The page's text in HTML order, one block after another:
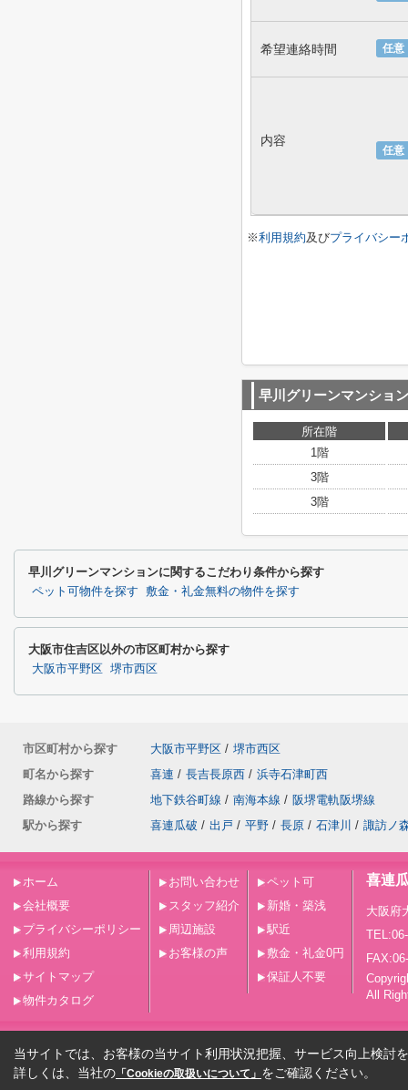
任意
希望連絡時間
任意
内容
※利用規約及びプライバシー
早川グリーンマンション
所在階
1階
3階
3階
早川グリーンマンションに関するこだわり条件から探す
ペット可物件を探す 敷金・礼金無料の物件を探す
大阪市住吉区以外の市区町村から探す
大阪市平野区 堺市西区
市区町村から探す 大阪市平野区 / 堺市西区
町名から探す
喜連 / 長吉長原西 / 浜寺石津町西
路線から探す
地下鉄谷町線 / 南海本線 / 阪堺電軌阪堺線
駅から探す
喜連瓜破 / 出戸 / 平野 / 長原 / 石津川 / 諏訪ノ
ホーム
会社概要
プライバシーポリシー
利用規約
サイトマップ
物件カタログ
お問い合わせ
スタッフ紹介
周辺施設
お客様の声
ペット可
新婚・築浅
駅近
敷金・礼金0円
保証人不要
喜連
大阪府
All
当サイトでは、お客様の当サイト利用状況把握、サービス向上検討
詳しくは、当社の 「Cookieの取扱いについて」 をご確認ください。